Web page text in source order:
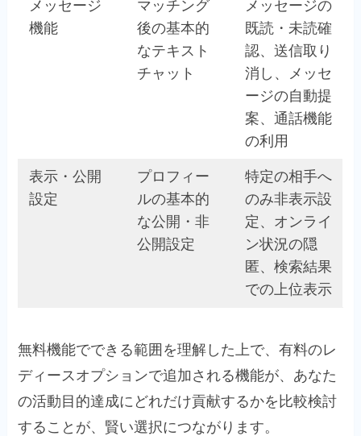
メッセージ
機能
マッチング
後の基本的
なテキスト
チャット
メッセージの
既読・未読確
認、送信取り
消し、メッセ
ージの自動提
案、通話機能
の利用
表示・公開
設定
プロフィー
ルの基本的
な公開・非
公開設定
特定の相手へ
のみ非表示設
定、オンライ
ン状況の隠
匿、検索結果
での上位表示
無料機能でできる範囲を理解した上で、有料のレ
ディースオプションで追加される機能が、あなた
の活動目的達成にどれだけ貢献するかを比較検討
することが、賢い選択につながります。